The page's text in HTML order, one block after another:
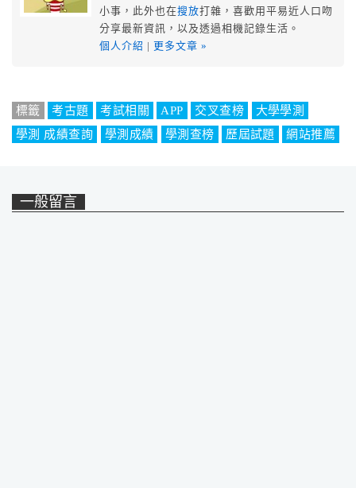
小事，此外也在搜放打雜，喜歡用平易近人口吻
分享最新資訊，以及透過相機記錄生活。
個人介紹 | 更多文章 »
標籤 考古題 考試相關 APP 交叉查榜
大學學測
學測 成績查詢
學測成績 學測查榜 歷屆試題 網站推薦
一般留言